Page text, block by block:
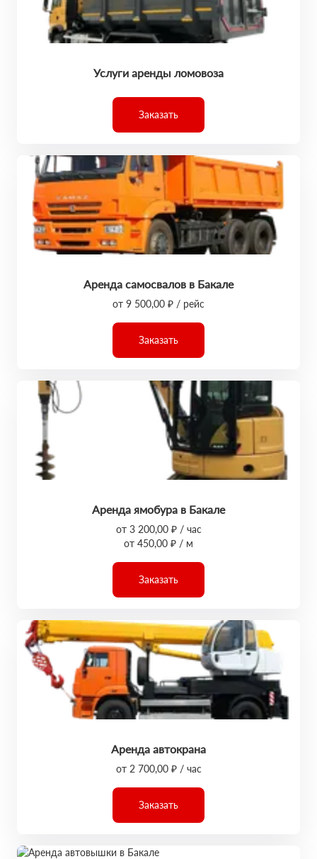
Услуги аренды ломовоза
Заказать
Аренда самосвалов в Бакале
от 9 500,00 ₽ / рейс
Заказать
Аренда ямобура в Бакале
от 3 200,00 ₽ / час
от 450,00 ₽ / м
Заказать
Аренда автокрана
от 2 700,00 ₽ / час
Заказать